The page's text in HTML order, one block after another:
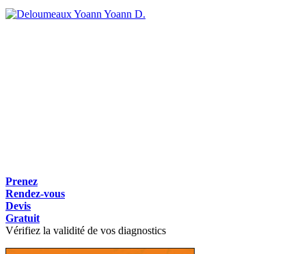
Yoann D.
Prenez
Rendez-vous
Devis
Gratuit
Vérifiez la validité de vos diagnostics